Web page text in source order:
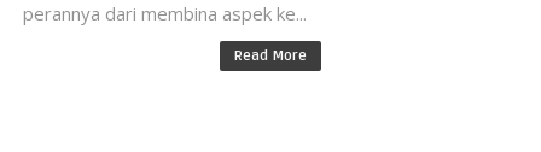
perannya dari membina aspek ke...
Read More